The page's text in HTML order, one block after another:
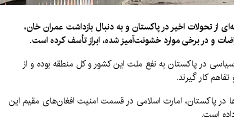
از تحولات اخیر در پاکستان و به دنبال بازداشت عمران خان،
و در برخی موارد خشونت‌آمیز شده، ابراز تأسف کرده است.
سیاسی در پاکستان به نفع ملت این کشور و کل منطقه بوده و از
کار گیرند.
در پاکستان، امارت اسلامی در قسمت امنیت افغان‌های مقیم این
است.